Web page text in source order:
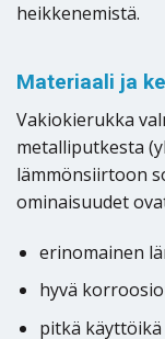
heikkenemistä.
Materiaali ja
Vakiokierukka
metalliputkesta
lämmönsiirtoon
ominaisuudet
erinomainen
hyvä
pitkä käyttöikä